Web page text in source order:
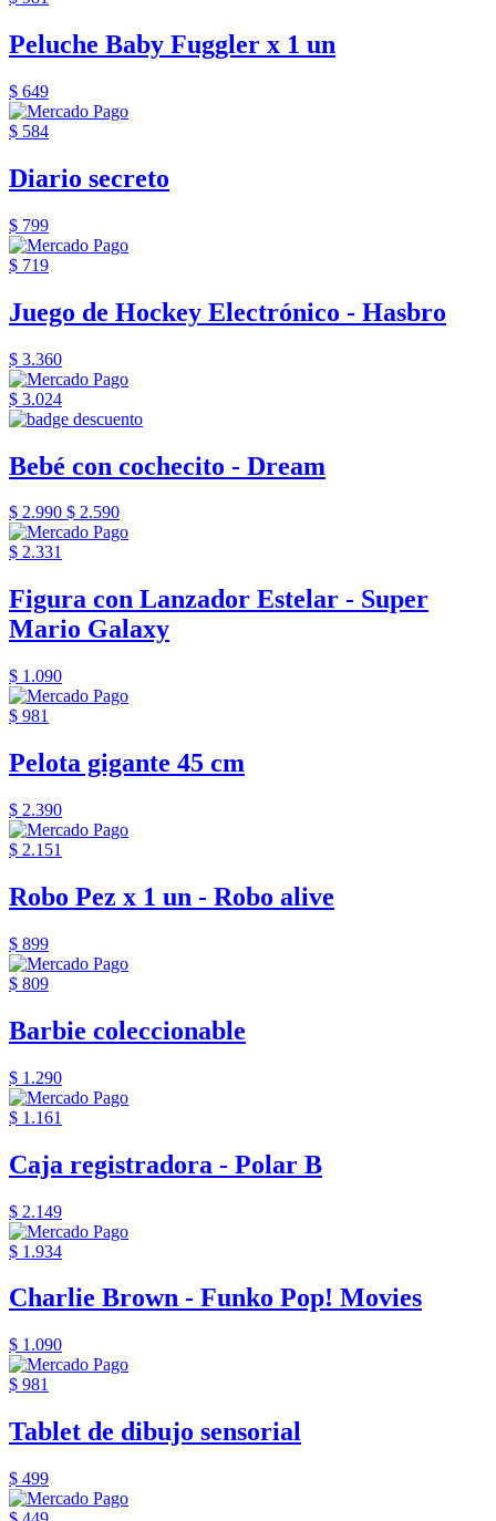
Peluche Baby Fuggler x 1 un
$ 649
$ 584
Diario secreto
$ 799
$ 719
Juego de Hockey Electrónico - Hasbro
$ 3.360
$ 3.024
Bebé con cochecito - Dream
$ 2.990 $ 2.590
$ 2.331
Figura con Lanzador Estelar - Super
Mario Galaxy
$ 1.090
$ 981
Pelota gigante 45 cm
$ 2.390
$ 2.151
Robo Pez x 1 un - Robo alive
$ 899
$ 809
Barbie coleccionable
$ 1.290
$ 1.161
Caja registradora - Polar B
$ 2.149
$ 1.934
Charlie Brown - Funko Pop! Movies
$ 1.090
$ 981
Tablet de dibujo sensorial
$ 499